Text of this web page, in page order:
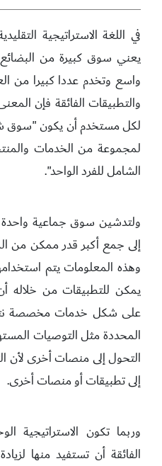
في اللغة الاستراتيجية
يعني سوق كبيرة من
واسع وتخدم عددا كبيرا من
والتطبيقات الفائقة فإن
لكل مستخدم أن يكون "سوق
لمجموعة من الخدمات
الشامل للفرد الواحد".
ولتدشين سوق جماعية واحدة
إلى جمع أكبر قدر ممكن من
وهذه المعلومات يتم
يمكن للتطبيقات من خلاله
على شكل خدمات مخصصة
المحددة مثل التوصيات
التحول إلى منصات أخرى لأن
إلى تطبيقات أو منصات أخرى.
وربما تكون الاستراتيجية
الفائقة أن تستفيد منها